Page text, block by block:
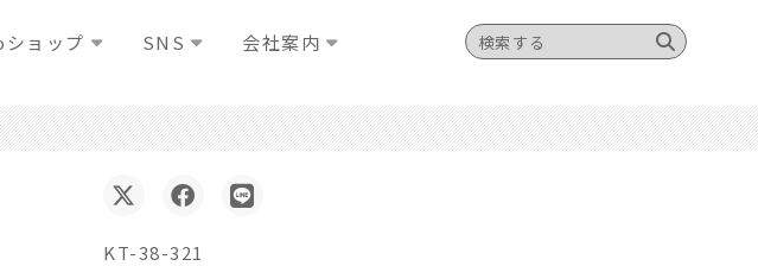
ョップ SNS 会社案内
KT-38-321